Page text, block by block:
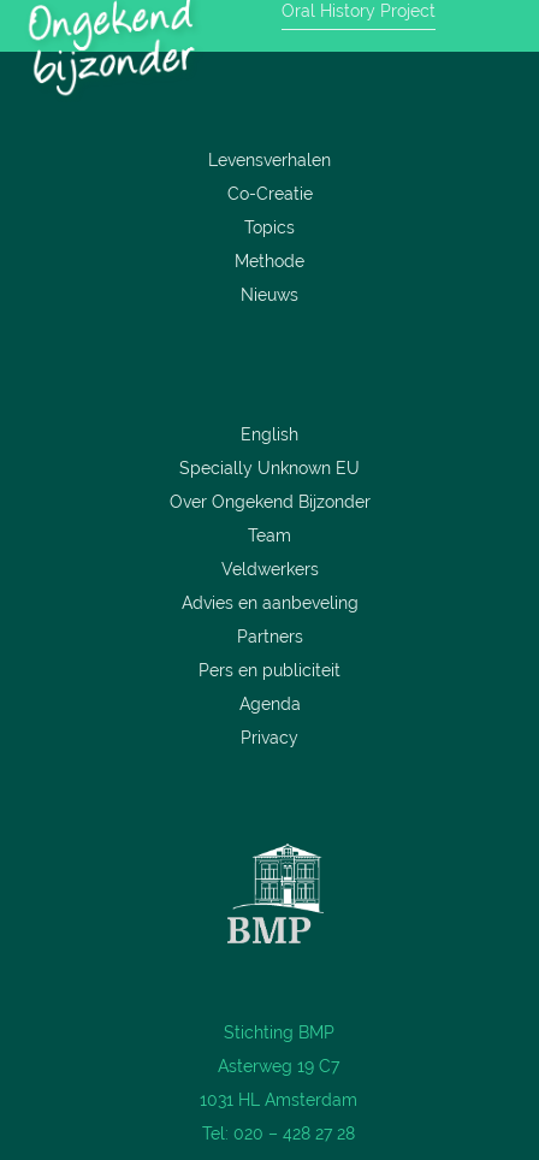
Oral History Project
Levensverhalen
Co-Creatie
Topics
Methode
Nieuws
English
Specially Unknown EU
Over Ongekend Bijzonder
Team
Veldwerkers
Advies en aanbeveling
Partners
Pers en publiciteit
Agenda
Privacy
Stichting BMP
Asterweg 19 C7
1031 HL Amsterdam
Tel: 020 – 428 27 28